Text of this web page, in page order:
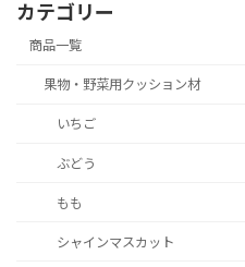
カテゴリー
商品一覧
果物・野菜用クッション材
いちご
ぶどう
もも
シャインマスカット